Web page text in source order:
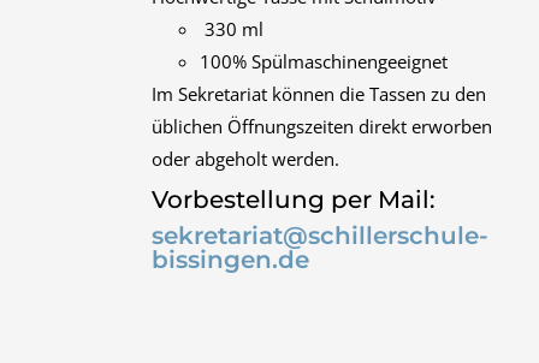
330 ml
100% Spülmaschinengeeignet
Im Sekretariat können die Tassen zu den
üblichen Öffnungszeiten direkt erworben
oder abgeholt werden.
Vorbestellung per Mail:
sekretariat@schillerschule-
bissingen.de